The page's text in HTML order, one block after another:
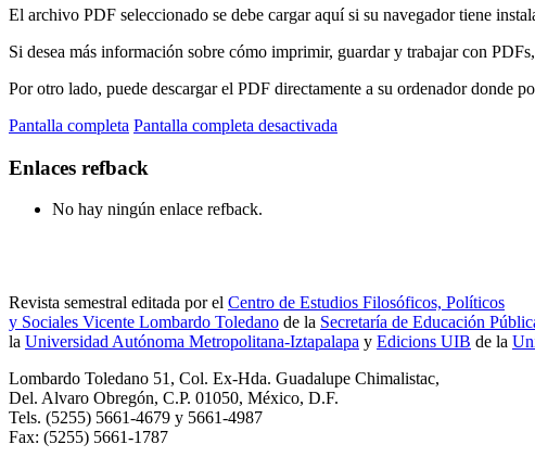
El archivo PDF seleccionado se debe cargar aquí si su navegador tiene
Si desea más información sobre cómo imprimir, guardar y trabajar con
Por otro lado, puede descargar el PDF directamente a su ordenador donde
Pantalla completa Pantalla completa desactivada
Enlaces refback
No hay ningún enlace refback.
Revista semestral editada por el Centro de Estudios Filosóficos, Políticos
y Sociales Vicente Lombardo Toledano de la Secretaría de Educación
la Universidad Autónoma Metropolitana-Iztapalapa y Edicions UIB de la
Lombardo Toledano 51, Col. Ex-Hda. Guadalupe Chimalistac,
Del. Alvaro Obregón, C.P. 01050, México, D.F.
Tels. (5255) 5661-4679 y 5661-4987
Fax: (5255) 5661-1787